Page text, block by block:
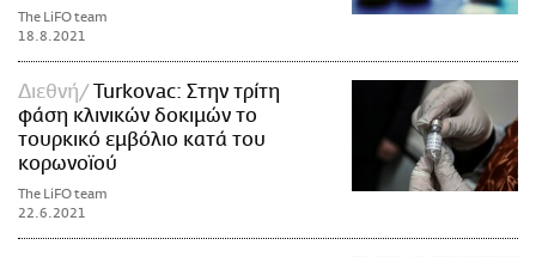
The LiFO team
18.8.2021
Διεθνή
Turkovac: Στην τρίτη
φάση κλινικών δοκιμών το
τουρκικό εμβόλιο κατά του
κορωνοϊού
The LiFO team
22.6.2021